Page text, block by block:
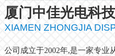
厦门中佳光电科
XIAMEN ZHONGJIA
公司成立于2002年,是一家专业